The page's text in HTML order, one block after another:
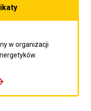
w organizacji
Przejdź do następnego